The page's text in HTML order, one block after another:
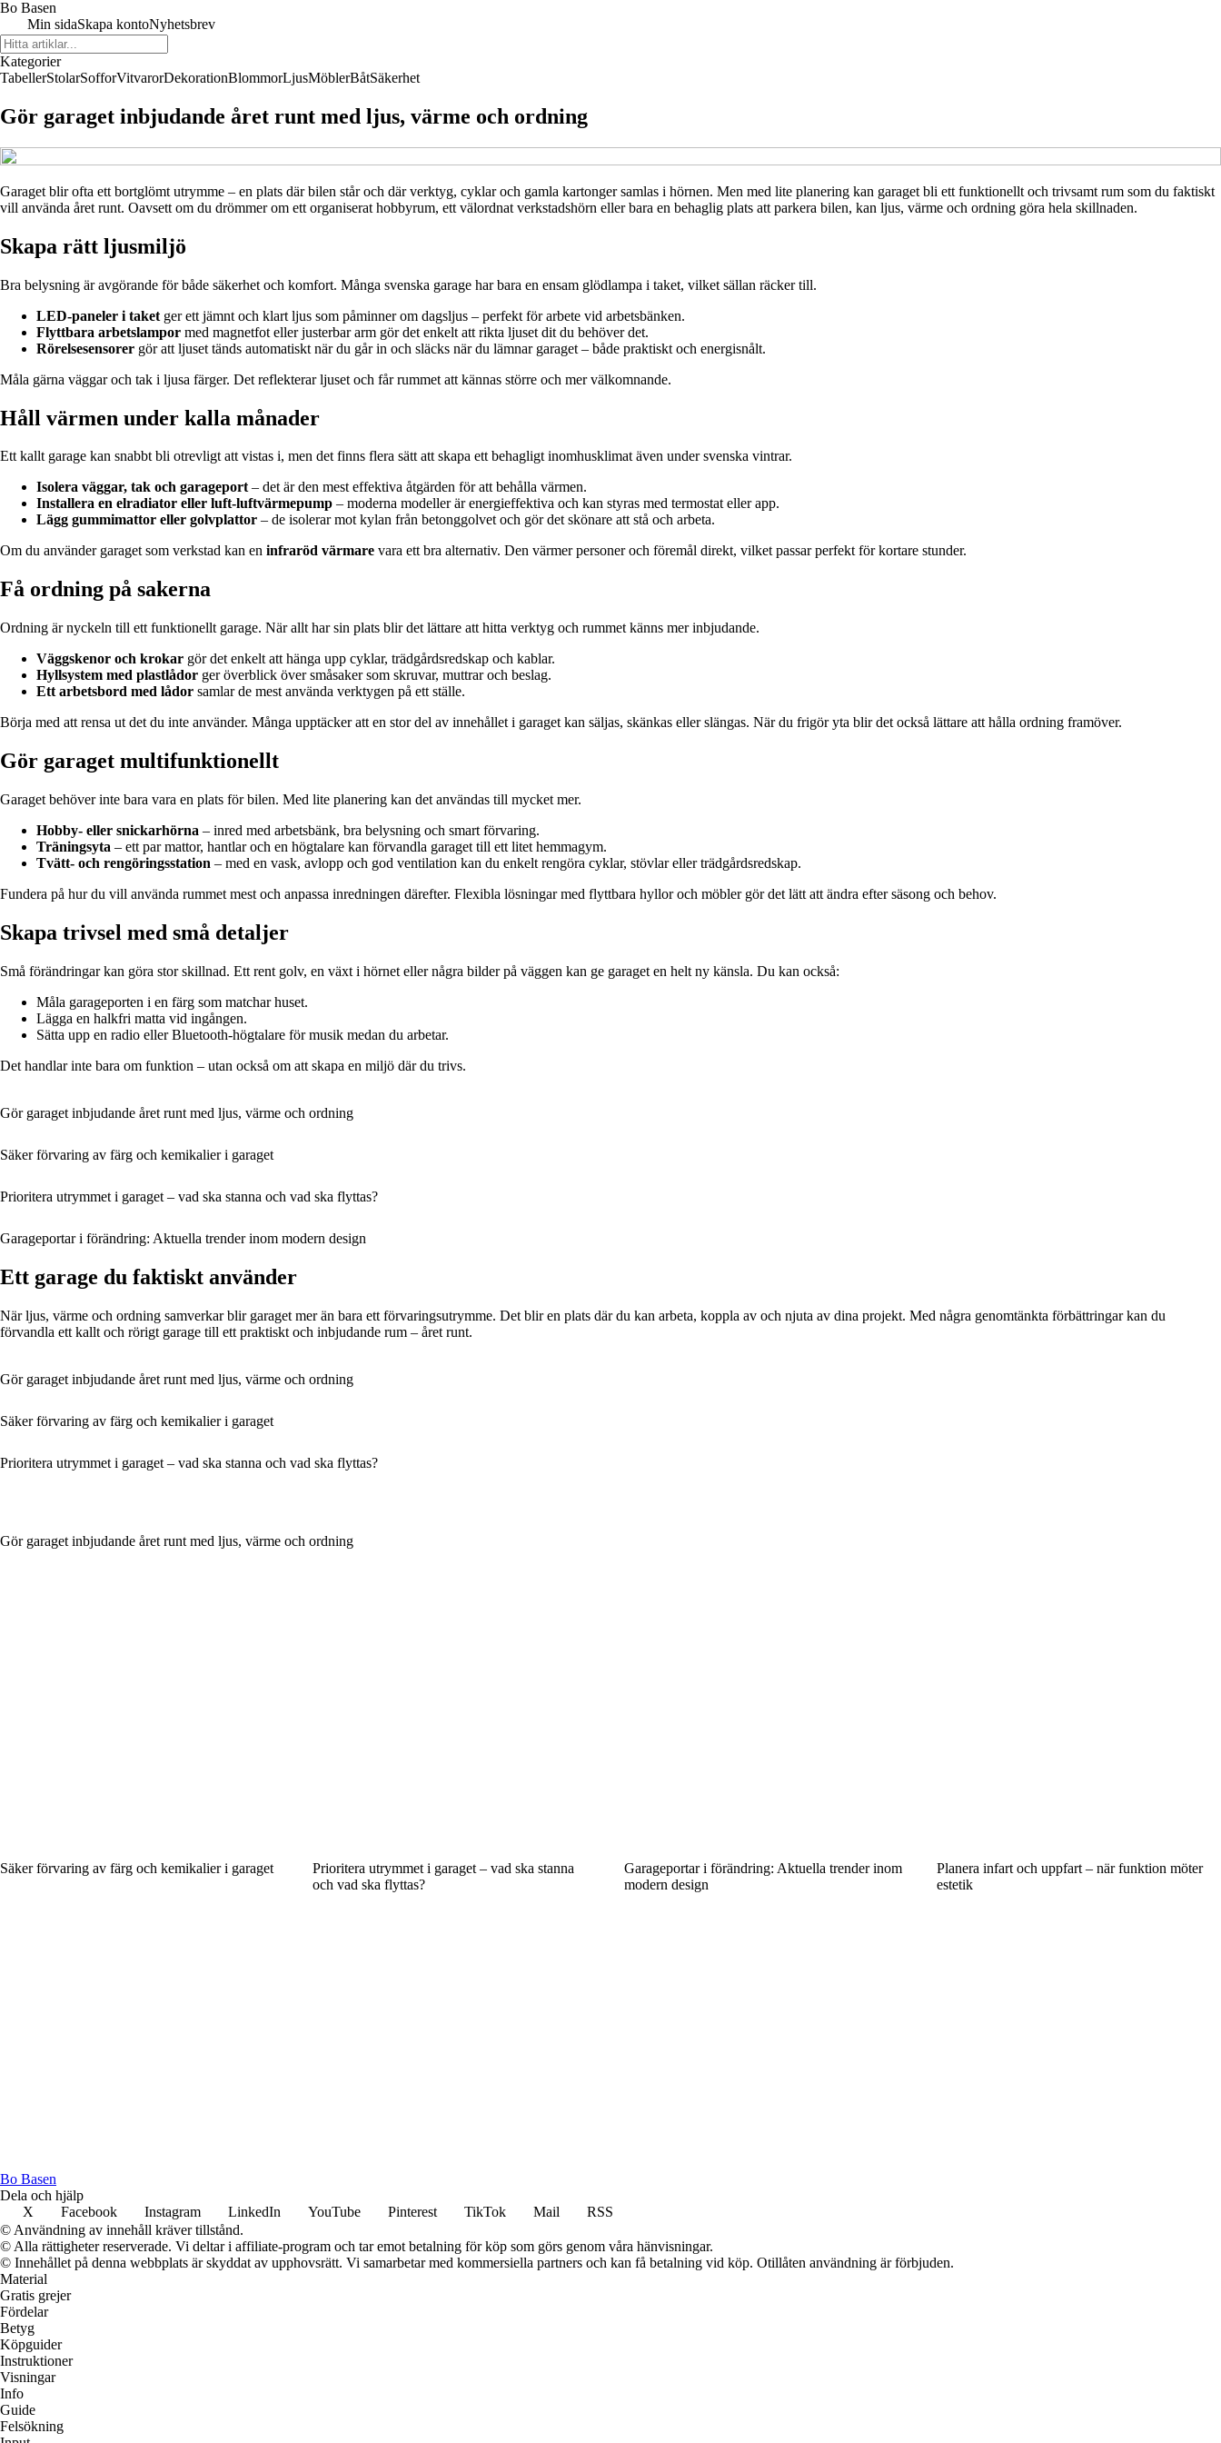
Bo Basen
Min sidaSkapa kontoNyhetsbrev
Kategorier
TabellerStolarSofforVitvarorDekorationBlommorLjusMöblerBåtSäkerhet
Gör garaget inbjudande året runt med ljus, värme och ordning
Garaget blir ofta ett bortglömt utrymme – en plats där bilen står och där verktyg, cyklar och gamla kartonger samlas i hörnen. Men med lite planering kan garaget bli ett funktionellt och trivsamt rum som du faktiskt
vill använda året runt. Oavsett om du drömmer om ett organiserat hobbyrum, ett välordnat verkstadshörn eller bara en behaglig plats att parkera bilen, kan ljus, värme och ordning göra hela skillnaden.
Skapa rätt ljusmiljö
Bra belysning är avgörande för både säkerhet och komfort. Många svenska garage har bara en ensam glödlampa i taket, vilket sällan räcker till.
LED-paneler i taket ger ett jämnt och klart ljus som påminner om dagsljus – perfekt för arbete vid arbetsbänken.
Flyttbara arbetslampor med magnetfot eller justerbar arm gör det enkelt att rikta ljuset dit du behöver det.
Rörelsesensorer gör att ljuset tänds automatiskt när du går in och släcks när du lämnar garaget – både praktiskt och energisnålt.
Måla gärna väggar och tak i ljusa färger. Det reflekterar ljuset och får rummet att kännas större och mer välkomnande.
Håll värmen under kalla månader
Ett kallt garage kan snabbt bli otrevligt att vistas i, men det finns flera sätt att skapa ett behagligt inomhusklimat även under svenska vintrar.
Isolera väggar, tak och garageport– det är den mest effektiva åtgärden för att behålla värmen.
Installera en elradiator eller luft-luftvärmepump – moderna modeller är energieffektiva och kan styras med termostat eller app.
Lägg gummimattor eller golvplattor – de isolerar mot kylan från betonggolvet och gör det skönare att stå och arbeta.
Om du använder garaget som verkstad kan en infraröd värmare vara ett bra alternativ. Den värmer personer och föremål direkt, vilket passar perfekt för kortare stunder.
Få ordning på sakerna
Ordning är nyckeln till ett funktionellt garage. När allt har sin plats blir det lättare att hitta verktyg och rummet känns mer inbjudande.
Väggskenor och krokar gör det enkelt att hänga upp cyklar, trädgårdsredskap och kablar.
Hyllsystem med plastlådor ger överblick över småsaker som skruvar, muttrar och beslag.
Ett arbetsbord med lådor samlar de mest använda verktygen på ett ställe.
Börja med att rensa ut det du inte använder. Många upptäcker att en stor del av innehållet i garaget kan säljas, skänkas eller slängas. När du frigör yta blir det också lättare att hålla ordning framöver.
Gör garaget multifunktionellt
Garaget behöver inte bara vara en plats för bilen. Med lite planering kan det användas till mycket mer.
Hobby- eller snickarhörna – inred med arbetsbänk, bra belysning och smart förvaring.
Träningsyta – ett par mattor, hantlar och en högtalare kan förvandla garaget till ett litet hemmagym.
Tvätt- och rengöringsstation – med en vask, avlopp och god ventilation kan du enkelt rengöra cyklar, stövlar eller trädgårdsredskap.
Fundera på hur du vill använda rummet mest och anpassa inredningen därefter. Flexibla lösningar med flyttbara hyllor och möbler gör det lätt att ändra efter säsong och behov.
Skapa trivsel med små detaljer
Små förändringar kan göra stor skillnad. Ett rent golv, en växt i hörnet eller några bilder på väggen kan ge garaget en helt ny känsla. Du kan också:
Måla garageporten i en färg som matchar huset.
Lägga en halkfri matta vid ingången.
Sätta upp en radio eller Bluetooth-högtalare för musik medan du arbetar.
Det handlar inte bara om funktion – utan också om att skapa en miljö där du trivs.
Gör garaget inbjudande året runt med ljus, värme och ordning
Säker förvaring av färg och kemikalier i garaget
Prioritera utrymmet i garaget – vad ska stanna och vad ska flyttas?
Garageportar i förändring: Aktuella trender inom modern design
Ett garage du faktiskt använder
När ljus, värme och ordning samverkar blir garaget mer än bara ett förvaringsutrymme. Det blir en plats där du kan arbeta, koppla av och njuta av dina projekt. Med några genomtänkta förbättringar kan du
förvandla ett kallt och rörigt garage till ett praktiskt och inbjudande rum – året runt.
Gör garaget inbjudande året runt med ljus, värme och ordning
Säker förvaring av färg och kemikalier i garaget
Prioritera utrymmet i garaget – vad ska stanna och vad ska flyttas?
Gör garaget inbjudande året runt med ljus, värme och ordning
Säker förvaring av färg och kemikalier i garaget
Prioritera utrymmet i garaget – vad ska stanna
och vad ska flyttas?
Garageportar i förändring: Aktuella trender inom
modern design
Planera infart och uppfart – när funktion möter
estetik
Bo Basen
Dela och hjälp
X
Facebook Instagram LinkedIn YouTube Pinterest TikTok Mail
RSS
© Användning av innehåll kräver tillstånd.
© Alla rättigheter reserverade. Vi deltar i affiliate-program och tar emot betalning för köp som görs genom våra hänvisningar.
© Innehållet på denna webbplats är skyddat av upphovsrätt. Vi samarbetar med kommersiella partners och kan få betalning vid köp. Otillåten användning är förbjuden.
Material
Gratis grejer
Fördelar
Betyg
Köpguider
Instruktioner
Visningar
Info
Guide
Felsökning